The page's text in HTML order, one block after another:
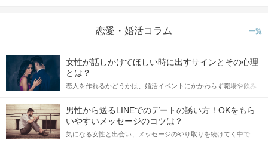
恋愛・婚活コラム 一覧
女性が話しかけてほしい時に出すサインとその心理
とは？
恋人を作れるかどうかは、婚活イベントにかかわらず職場や飲み
てアプローチできるかにも左右されます。 これから恋人作りを本
格的に始めようとしている方は、女性が異性を求めて出すサイン
をしっかりと理解し、正しい行動に移せるかどうかが重要。 この
記事では、女性が話しかけて欲しい時に出すサインとその心理を
男性から送るLINEでのデートの誘い方！OKをもら
いやすいメッセージのコツは？
気になる女性と出会い、メッセージのやり取りを続けてく中で